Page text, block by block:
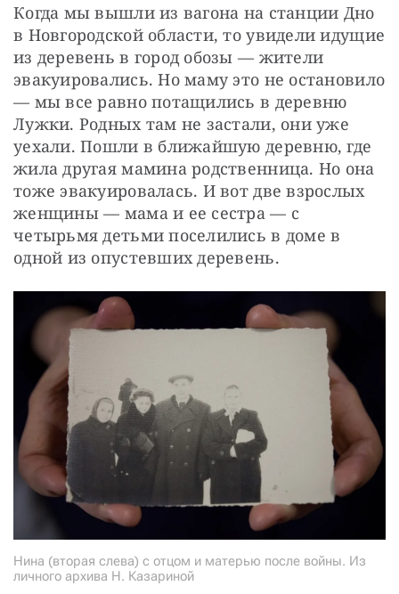
Когда мы вышли из вагона на станции Дно
в Новгородской области, то увидели идущие
из деревень в город обозы — жители
эвакуировались. Но маму это не остановило
— мы все равно потащились в деревню
Лужки. Родных там не застали, они уже
уехали. Пошли в ближайшую деревню, где
жила другая мамина родственница. Но она
тоже эвакуировалась. И вот две взрослых
женщины — мама и ее сестра — с
четырьмя детьми поселились в доме в
одной из опустевших деревень.
Нина (вторая слева) с отцом и матерью после войны. Из
личного архива Н. Казариной